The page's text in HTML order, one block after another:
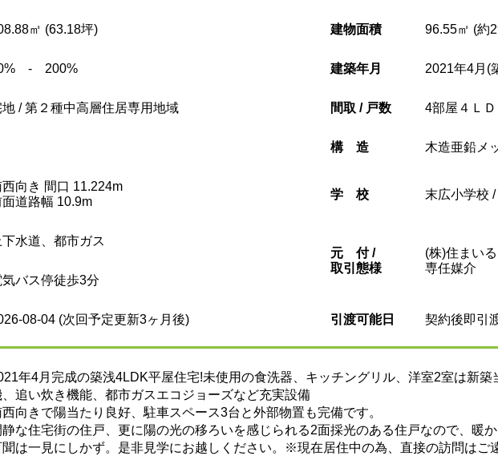
㎡ (63.18坪) 建物面積 96.55㎡ (約
- 200% 建築年月 2021年4月(
地 / 第２種中高層住居専用地域 間取 / 戸数 4部屋４Ｌ
構造 木造亜鉛メ
西向き 間口 11.224m
面道路幅 10.9m
学校 末広小学校
下水道、都市ガス
元 付 /
取引態様
(株)住まいる
専任媒介
気バス停徒歩3分
08-04 (次回予定更新3ヶ月後) 引渡可能日 契約後即引
年4月完成の築浅4LDK平屋住宅!未使用の食洗器、キッチングリル、洋室2室は新
、追い炊き機能、都市ガスエコジョーズなど充実設備
向きで陽当たり良好、駐車スペース3台と外部物置も完備です。
静な住宅街の住戸、更に陽の光の移ろいを感じられる2面採光のある住戸なので、暖
聞は一見にしかず。是非見学にお越しください。※現在居住中の為、直接の訪問はご